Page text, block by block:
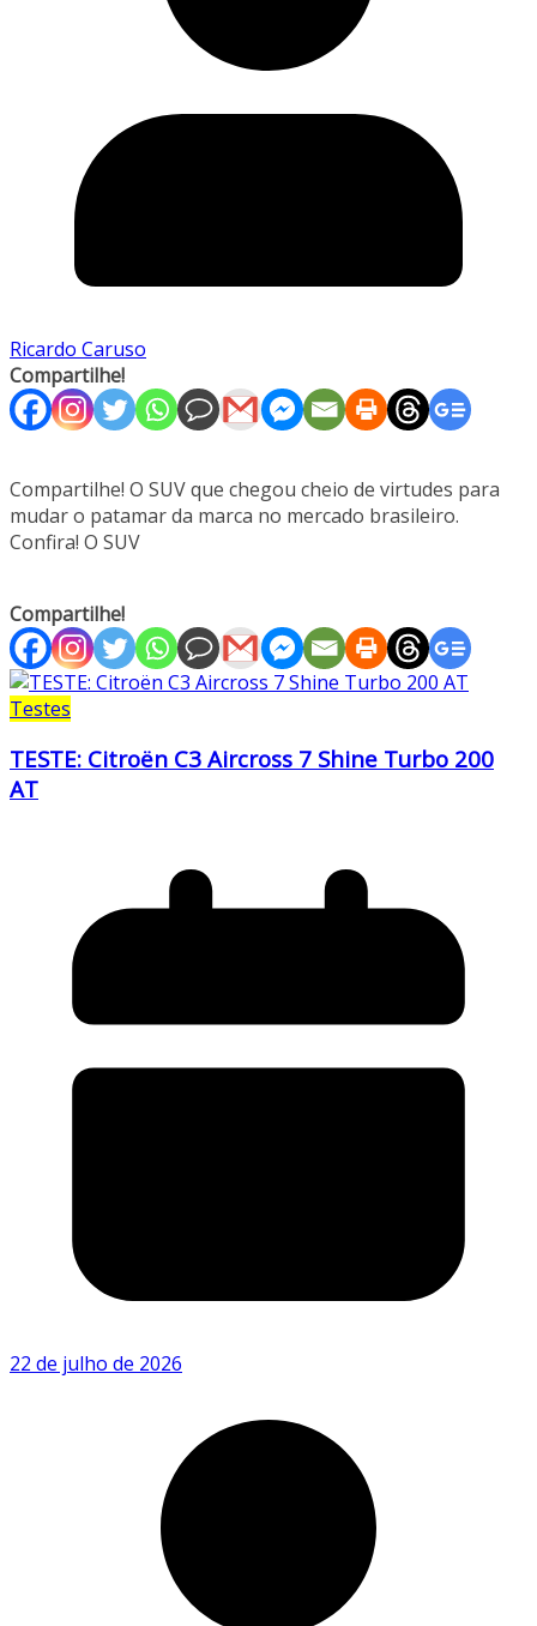
Ricardo Caruso
Compartilhe!
Compartilhe! O SUV que chegou cheio de virtudes para
mudar o patamar da marca no mercado brasileiro.
Confira! O SUV
Compartilhe!
Testes
TESTE: Citroën C3 Aircross 7 Shine Turbo 200
AT
22 de julho de 2026